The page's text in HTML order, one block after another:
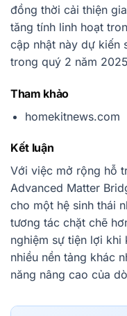
đồng thời cải thiện
tăng tính linh hoạt
cập nhật này dự kiến
trong quý 2 năm
Tham khảo
homekitnews.com
Kết luận
Với việc mở rộng hỗ
Advanced Matter
cho một hệ sinh thái
tương tác chặt chẽ
nghiệm sự tiện lợi
nhiều nền tảng khác
năng nâng cao của